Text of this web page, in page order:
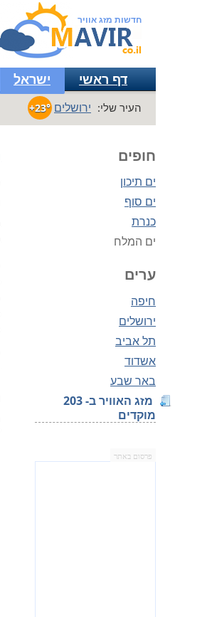
חדשות מזג אוויר
דף ראשי ישראל
העיר שלי: ירושלים +23°
חופים
ים תיכון
ים סוף
כנרת
ים המלח
ערים
חיפה
ירושלים
תל אביב
אשדוד
באר שבע
מזג האוויר ב- 203
מוקדים
פרסום באתר